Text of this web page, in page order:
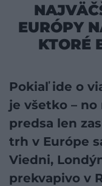
EURÓPY
KTORÉ
Pokiaľ ide o
je všetko –
predsa len
trh v Európe
Viedni,
prekvapivo v